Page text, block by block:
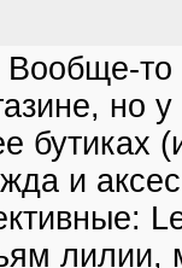
но
бутиках
и